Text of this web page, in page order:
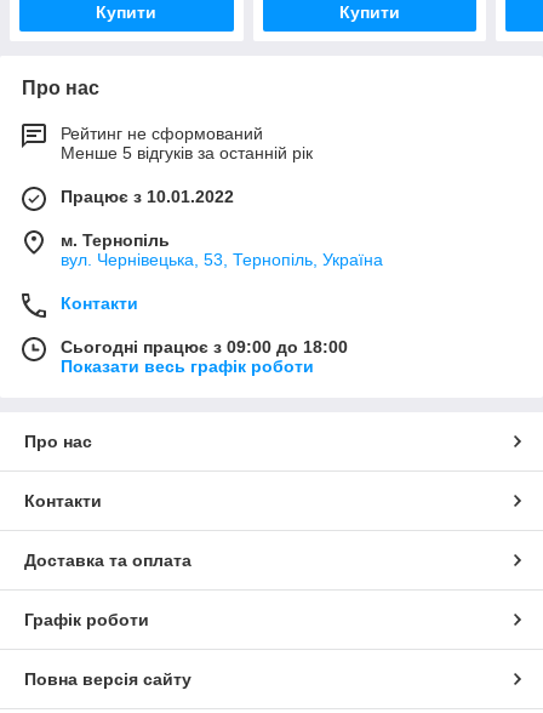
Купити Купити
Про нас
Рейтинг не сформований
Менше 5 відгуків за останній рік
Працює з 10.01.2022
м. Тернопіль
вул. Чернівецька, 53, Тернопіль, Україна
Контакти
Сьогодні працює з 09:00 до 18:00
Показати весь графік роботи
Про нас
Контакти
Доставка та оплата
Графік роботи
Повна версія сайту